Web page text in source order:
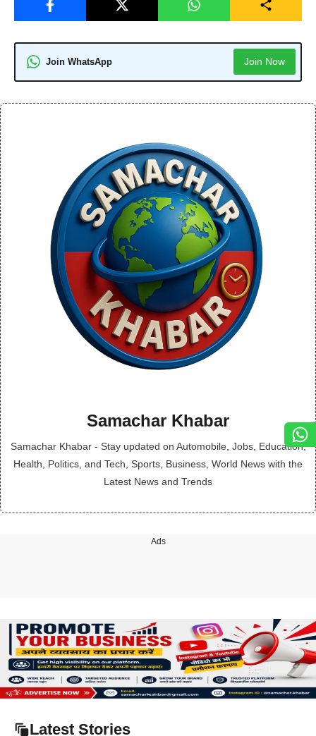
Join WhatsApp Join Now
Samachar Khabar
Samachar Khabar - Stay updated on Automobile, Jobs, Education,
Health, Politics, and Tech, Sports, Business, World News with the
Latest News and Trends
Ads
Latest Stories